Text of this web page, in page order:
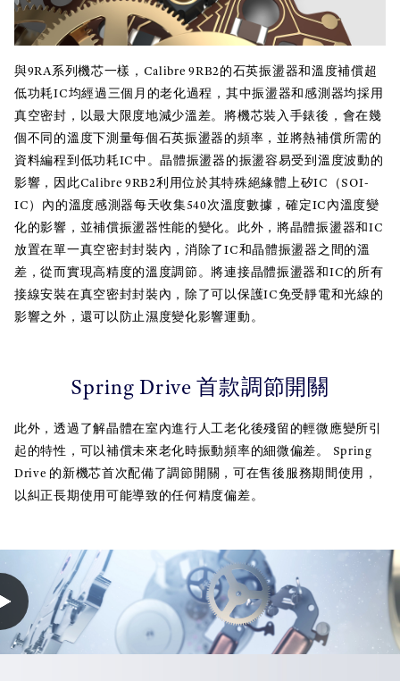
與9RA系列機芯一樣，Calibre 9RB2的石英振盪器和溫度補償超
低功耗IC均經過三個月的老化過程，其中振盪器和感測器均採用
真空密封，以最大限度地減少溫差。將機芯裝入手錶後，會在幾
個不同的溫度下測量每個石英振盪器的頻率，並將熱補償所需的
資料編程到低功耗IC中。晶體振盪器的振盪容易受到溫度波動的
影響，因此Calibre 9RB2利用位於其特殊絕緣體上矽IC（SOI-
IC）內的溫度感測器每天收集540次溫度數據，確定IC內溫度變
化的影響，並補償振盪器性能的變化。此外，將晶體振盪器和IC
放置在單一真空密封封裝內，消除了IC和晶體振盪器之間的溫
差，從而實現高精度的溫度調節。將連接晶體振盪器和IC的所有
接線安裝在真空密封封裝內，除了可以保護IC免受靜電和光線的
影響之外，還可以防止濕度變化影響運動。
Spring Drive 首款調節開關
此外，透過了解晶體在室內進行人工老化後殘留的輕微應變所引
起的特性，可以補償未來老化時振動頻率的細微偏差。 Spring
Drive 的新機芯首次配備了調節開關，可在售後服務期間使用，
以糾正長期使用可能導致的任何精度偏差。